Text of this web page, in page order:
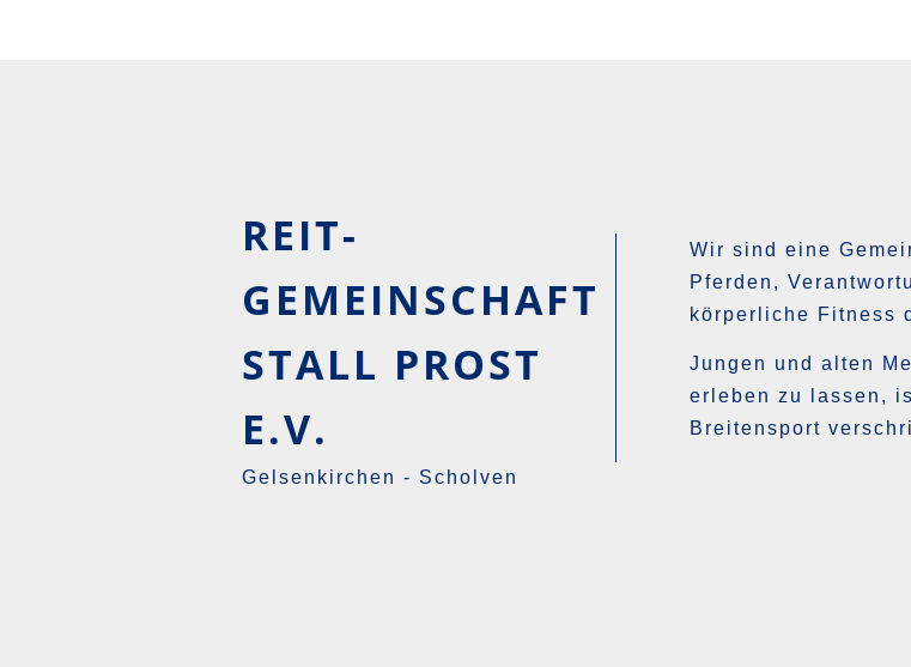
REIT­
GEMEINSCHAFT
STALL PROST
E.V.
Gelsenkirchen - Scholven
Wir sind eine
Pferden,
körperliche Fitness
Jungen und alten
erleben zu lassen,
Breitensport